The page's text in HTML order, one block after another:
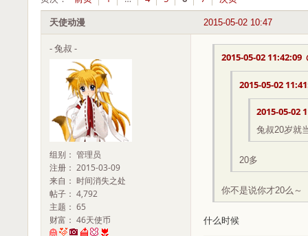
2015-05-02 10:47
天使动漫
- 兔叔 -
组别： 管理员
注册： 2015-03-09
来自： 时间消失之处
帖子： 4,792
主题： 65
财富： 46天使币
2015-05-02 11:42:09
2015-05-02
2015-05-02
兔叔20岁就
20多
你不是说你才20么～
什么时候